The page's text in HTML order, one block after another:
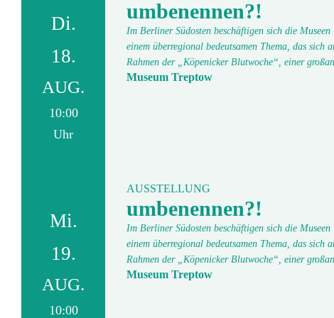
Di.
18.
AUG.
10:00
Uhr
umbenennen?!
Im Berliner Südosten beschäftigen sich die
einem überregional bedeutsamen Thema, das sich
Rahmen der „Köpenicker Blutwoche“, einer
Museum Treptow
Mi.
19.
AUG.
10:00
AUSSTELLUNG
umbenennen?!
Im Berliner Südosten beschäftigen sich die
einem überregional bedeutsamen Thema, das sich
Rahmen der „Köpenicker Blutwoche“, einer
Museum Treptow